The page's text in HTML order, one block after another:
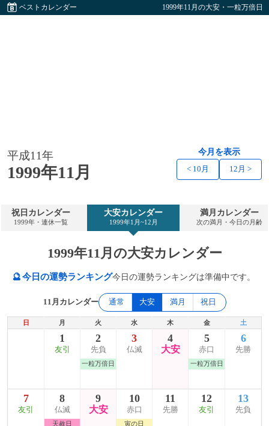
ベストカレンダー 1999年11月の大安・一粒万倍日
平成11年
1999年11月
今月を表示
< 10月 12月 >
祝日カレンダー
1999年・連休一覧
大安カレンダー
1999年1月~12月
満月カレンダー
次の満月・今日の月齢
1999年11月の大安カレンダー
🔮今日の運勢ランキング今日の運勢ランキングは準備中です。
11月カレンダー 通常 大安 満月 祝日
日 月 火 水 木 金 土
1
友引
2
先負
一粒万倍日
3
仏滅
4
大安
5
赤口
一粒万倍日
6
先勝
7
友引
8
仏滅
天赦日
9
大安
10
赤口
寅の日
11
先勝
12
友引
13
先負